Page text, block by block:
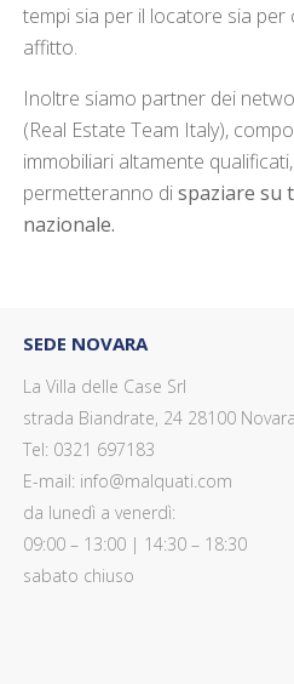
tempi sia per il locatore sia per
affitto.
Inoltre siamo partner dei
(Real Estate Team Italy),
immobiliari altamente
permetteranno dispaziare
nazionale.
SEDE NOVARA
La Villa delle Case Srl
strada Biandrate, 24 28100
Tel: 0321 697183
E-mail: info@malquati.com
da lunedì a venerdì:
09:00 – 13:00 | 14:30 – 18:30
sabato chiuso